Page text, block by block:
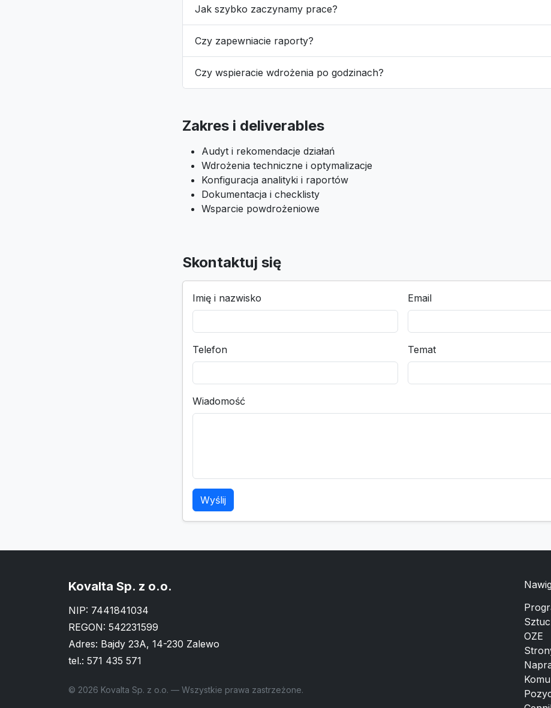
Jak szybko zaczynamy prace?
Czy zapewniacie raporty?
Czy wspieracie wdrożenia po godzinach?
Zakres i deliverables
Audyt i rekomendacje działań
Wdrożenia techniczne i optymalizacje
Konfiguracja analityki i raportów
Dokumentacja i checklisty
Wsparcie powdrożeniowe
Skontaktuj się
Imię i nazwisko Email
Telefon Temat
Wiadomość
Wyślij
Kovalta Sp. z o.o.
NIP: 7441841034
REGON: 542231599
Adres: Bajdy 23A, 14-230 Zalewo
tel.: 571 435 571
© 2026 Kovalta Sp. z o.o. — Wszystkie prawa zastrzeżone.
OZE